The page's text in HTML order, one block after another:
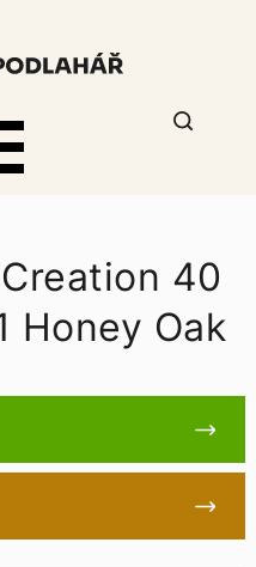
40
Honey Oak